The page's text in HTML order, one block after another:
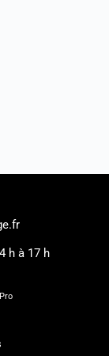
h à 17 h